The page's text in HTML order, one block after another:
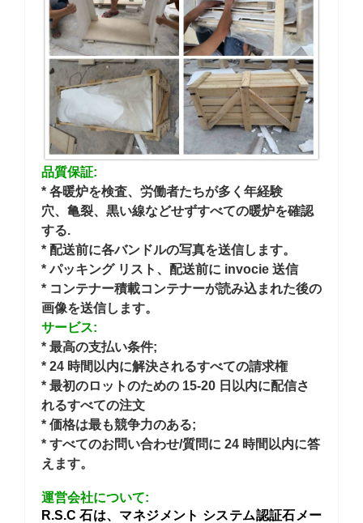
品質保証:
* 各暖炉を検査、労働者たちが多く年経験
穴、亀裂、黒い線などせずすべての暖炉を確認
する.
* 配送前に各バンドルの写真を送信します。
* パッキング リスト、配送前に invocie 送信
* コンテナー積載コンテナーが読み込まれた後の
画像を送信します。
サービス:
* 最高の支払い条件;
* 24 時間以内に解決されるすべての請求権
* 最初のロットのための 15-20 日以内に配信さ
れるすべての注文
* 価格は最も競争力のある;
* すべてのお問い合わせ/質問に 24 時間以内に答
えます。
運営会社について:
R.S.C 石は、マネジメント システム認証石メー